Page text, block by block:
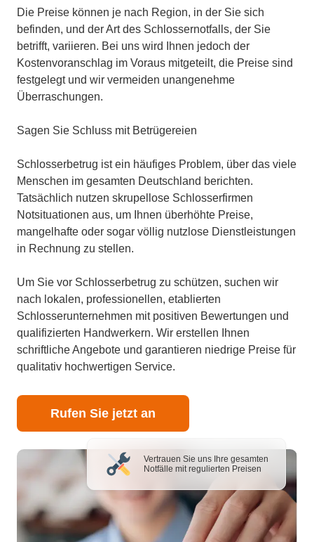
Die Preise können je nach Region, in der Sie sich
befinden, und der Art des Schlossernotfalls, der Sie
betrifft, variieren. Bei uns wird Ihnen jedoch der
Kostenvoranschlag im Voraus mitgeteilt, die Preise sind
festgelegt und wir vermeiden unangenehme
Überraschungen.
Sagen Sie Schluss mit Betrügereien
Schlosserbetrug ist ein häufiges Problem, über das viele
Menschen im gesamten Deutschland berichten.
Tatsächlich nutzen skrupellose Schlosserfirmen
Notsituationen aus, um Ihnen überhöhte Preise,
mangelhafte oder sogar völlig nutzlose Dienstleistungen
in Rechnung zu stellen.
Um Sie vor Schlosserbetrug zu schützen, suchen wir
nach lokalen, professionellen, etablierten
Schlosserunternehmen mit positiven Bewertungen und
qualifizierten Handwerkern. Wir erstellen Ihnen
schriftliche Angebote und garantieren niedrige Preise für
qualitativ hochwertigen Service.
Rufen Sie jetzt an
Vertrauen Sie uns Ihre gesamten
Notfälle mit regulierten Preisen